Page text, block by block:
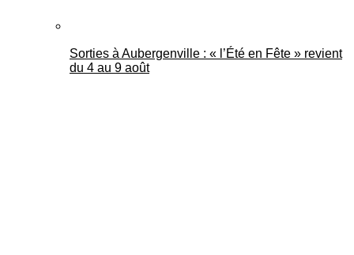
Sorties à Aubergenville : « l’Été en Fête » revient
du 4 au 9 août